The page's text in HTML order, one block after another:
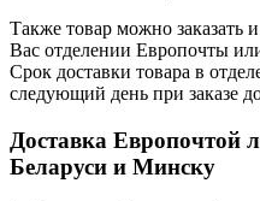
Также товар можно заказать
Вас отделении Европочты
Срок доставки товара в
следующий день при заказе
Доставка Европочтой
Беларуси и Минску